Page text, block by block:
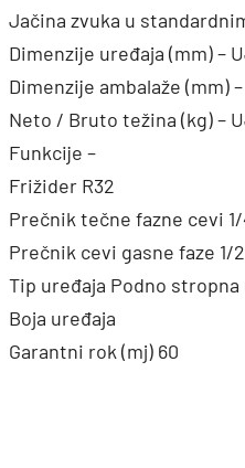
Jačina zvuka u
Dimenzije uređaja (mm) –
Dimenzije ambalaže (mm) –
Neto / Bruto težina (kg) –
Funkcije –
Frižider R32
Prečnik tečne fazne cevi 1/
Prečnik cevi gasne faze 1/
Tip uređaja Podno
Boja uređaja
Garantni rok (mj) 60